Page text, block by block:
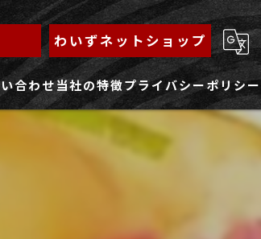
わいずネットショップ
合わせ当社の特徴
もんじゃ
プライバシーポリシー